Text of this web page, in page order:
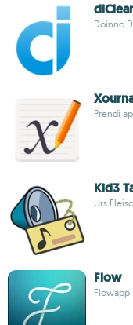
Doinno
Prendi
Kid3
Urs
Flow
Flowapp